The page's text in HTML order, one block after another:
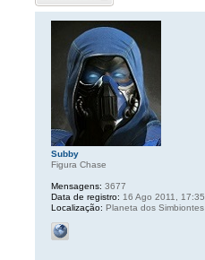
Subby
Figura Chase
Mensagens: 3677
Data de registro: 16 Ago 2011, 17:35
Localização: Planeta dos Simbiontes